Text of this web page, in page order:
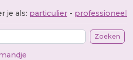
je als: particulier - professioneel
Zoeken